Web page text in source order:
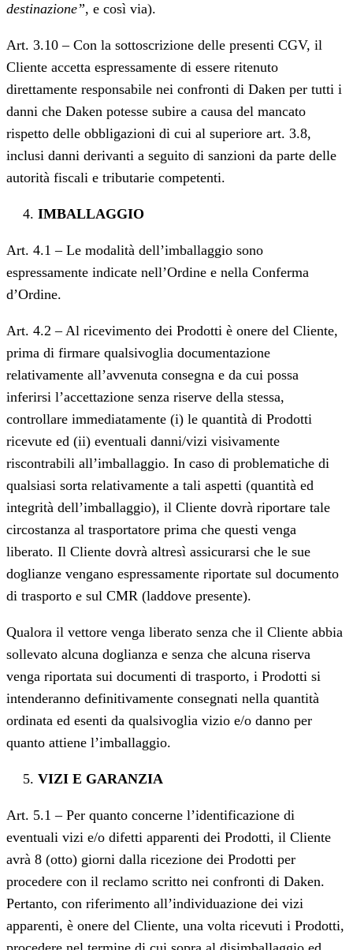
destinazione”, e così via).
Art. 3.10 – Con la sottoscrizione delle presenti CGV, il
Cliente accetta espressamente di essere ritenuto
direttamente responsabile nei confronti di Daken per tutti i
danni che Daken potesse subire a causa del mancato
rispetto delle obbligazioni di cui al superiore art. 3.8,
inclusi danni derivanti a seguito di sanzioni da parte delle
autorità fiscali e tributarie competenti.
IMBALLAGGIO
Art. 4.1 – Le modalità dell’imballaggio sono
espressamente indicate nell’Ordine e nella Conferma
d’Ordine.
Art. 4.2 – Al ricevimento dei Prodotti è onere del Cliente,
prima di firmare qualsivoglia documentazione
relativamente all’avvenuta consegna e da cui possa
inferirsi l’accettazione senza riserve della stessa,
controllare immediatamente (i) le quantità di Prodotti
ricevute ed (ii) eventuali danni/vizi visivamente
riscontrabili all’imballaggio. In caso di problematiche di
qualsiasi sorta relativamente a tali aspetti (quantità ed
integrità dell’imballaggio), il Cliente dovrà riportare tale
circostanza al trasportatore prima che questi venga
liberato. Il Cliente dovrà altresì assicurarsi che le sue
doglianze vengano espressamente riportate sul documento
di trasporto e sul CMR (laddove presente).
Qualora il vettore venga liberato senza che il Cliente abbia
sollevato alcuna doglianza e senza che alcuna riserva
venga riportata sui documenti di trasporto, i Prodotti si
intenderanno definitivamente consegnati nella quantità
ordinata ed esenti da qualsivoglia vizio e/o danno per
quanto attiene l’imballaggio.
VIZI E GARANZIA
Art. 5.1 – Per quanto concerne l’identificazione di
eventuali vizi e/o difetti apparenti dei Prodotti, il Cliente
avrà 8 (otto) giorni dalla ricezione dei Prodotti per
procedere con il reclamo scritto nei confronti di Daken.
Pertanto, con riferimento all’individuazione dei vizi
apparenti, è onere del Cliente, una volta ricevuti i Prodotti,